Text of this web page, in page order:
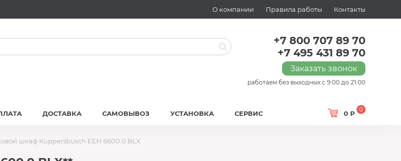
О компании Правила работы Контакты
+7 800 707 89 70
+7 495 431 89 70
Заказать звонок
работаем без выходных с 9:00 до 21:00
0 Р
0
ДОСТАВКА САМОВЫВОЗ УСТАНОВКА СЕРВИС
шкаф Kuppersbusch EEH 6600.0 BLX